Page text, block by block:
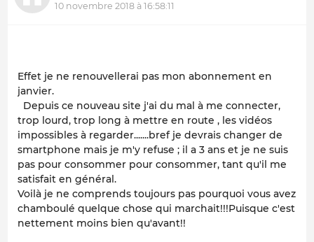
10 novembre 2018 à 16:58:11
Effet je ne renouvellerai pas mon abonnement en
janvier.
Depuis ce nouveau site j'ai du mal à me connecter,
trop lourd, trop long à mettre en route , les vidéos
impossibles à regarder.......bref je devrais changer de
smartphone mais je m'y refuse ; il a 3 ans et je ne suis
pas pour consommer pour consommer, tant qu'il me
satisfait en général.
Voilà je ne comprends toujours pas pourquoi vous avez
chamboulé quelque chose qui marchait!!!Puisque c'est
nettement moins bien qu'avant!!